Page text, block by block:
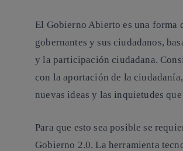
El Gobierno Abierto es una forma
gobernantes y sus ciudadanos,
y la participación ciudadana.
con la aportación de la
nuevas ideas y las inquietudes
Para que esto sea posible se
Gobierno 2.0. La herramienta